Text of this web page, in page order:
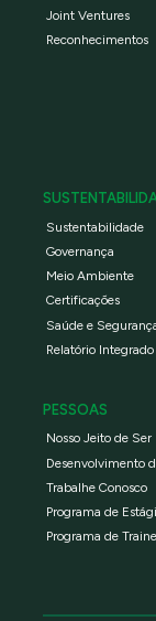
Joint Ventures
Reconhecimentos
Sustentabilidade
Governança
Meio Ambiente
Certificações
Saúde e
Relatório Integrado
PESSOAS
Nosso Jeito de Ser
Desenvolvimento
Trabalhe Conosco
Programa de
Programa de